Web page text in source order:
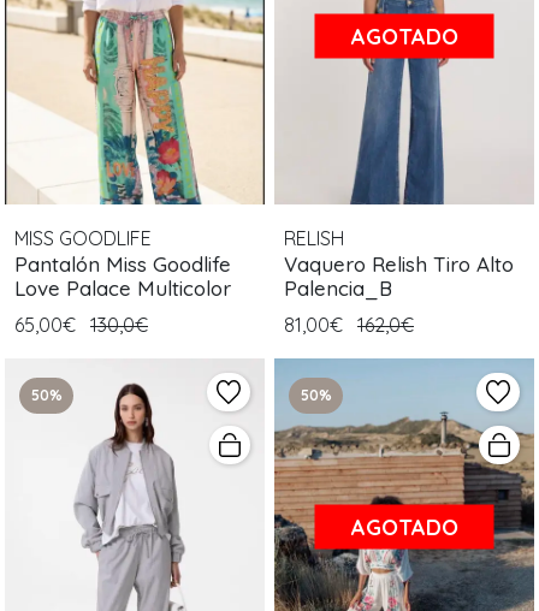
MISS GOODLIFE
Pantalón Miss Goodlife
Love Palace Multicolor
65,00€ 130,0€
AGOTADO
RELISH
Vaquero Relish Tiro Alto
Palencia_B
81,00€ 162,0€
50% 50%
AGOTADO